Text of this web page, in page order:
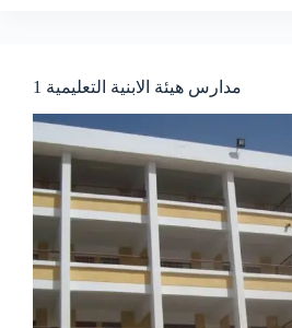
مدارس هيئة الابنية التعليمية 1